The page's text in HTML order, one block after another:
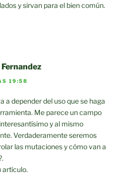
y sirvan para el bien común.
19:58
a depender del uso que se haga
Me parece un campo
y al mismo
Verdaderamente seremos
las mutaciones y cómo van a
artículo.